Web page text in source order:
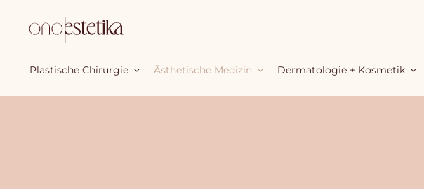
Plastische Chirurgie Ästhetische Medizin Dermatologie + Kosmetik